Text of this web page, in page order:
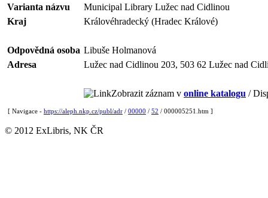
Varianta názvu
Municipal Library Lužec nad Cidlinou
Kraj
Královéhradecký (Hradec Králové)
Odpovědná osoba Libuše Holmanová
Adresa
Lužec nad Cidlinou 203, 503 62 Lužec nad
Zobrazit záznam v online katalogu /
[ Navigace - https://aleph.nkp.cz/publ/adr / 00000 / 52 / 000005251.htm ]
© 2012 ExLibris, NK ČR